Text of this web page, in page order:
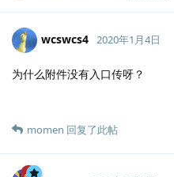
wcswcs4 2020年1月4日
为什么附件没有入口传呀？
momen 回复了此帖